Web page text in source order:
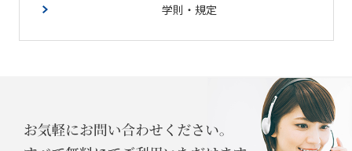
学則・規定